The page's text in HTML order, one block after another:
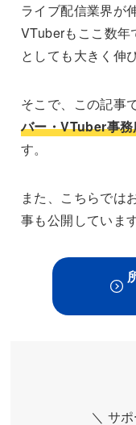
ライブ配信業界が
VTuberもここ数年
としても大きく伸
そこで、この記事
バー・VTuber事務
す。
また、こちらでは
事も公開しています
＼ サ